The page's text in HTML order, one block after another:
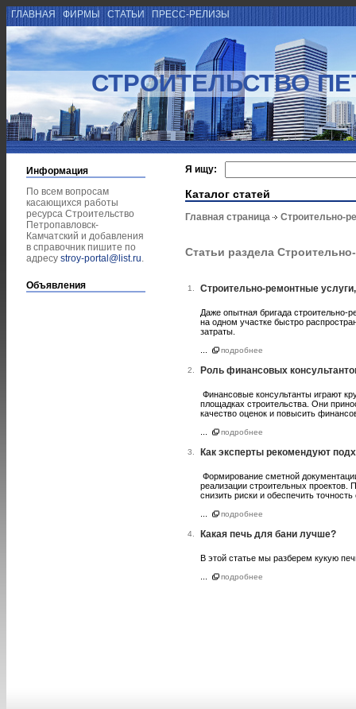
ГЛАВНАЯ ФИРМЫ СТАТЬИ ПРЕСС-РЕЛИЗЫ
СТРОИТЕЛЬСТВО
Информация
По всем вопросам
касающихся работы
ресурса Строительство
Петропавловск-
Камчатский и добавления
в справочник пишите по
адресу stroy-portal@list.ru.
Объявления
Я ищу:
Каталог статей
Главная страница Строительно-
Статьи раздела
1. Строительно-ремонтные
Даже опытная бригада строительно-
на одном участке быстро
затраты.
подробнее
2. Роль финансовых
Финансовые консультанты играют
площадках строительства. Они
качество оценок и повысить
подробнее
3. Как эксперты рекомендуют
Формирование сметной
реализации строительных проектов.
снизить риски и обеспечить точность
подробнее
4. Какая печь для бани лучше?
В этой статье мы разберем кукую
подробнее